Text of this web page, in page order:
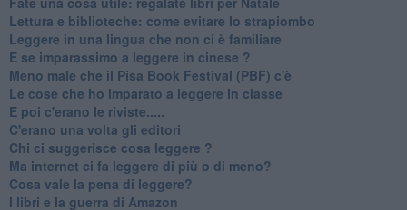
​Lettura e biblioteche: come evitare lo strapiombo
Leggere in una lingua che non ci è familiare
​E se imparassimo a leggere in cinese ?
​Meno male che il Pisa Book Festival (PBF) c'è
​Le cose che ho imparato a leggere in classe
​E poi c'erano le riviste.....
​C'erano una volta gli editori
​Chi ci suggerisce cosa leggere ?
​Ma internet ci fa leggere di più o di meno?
​Cosa vale la pena di leggere?
I libri e la guerra di Amazon